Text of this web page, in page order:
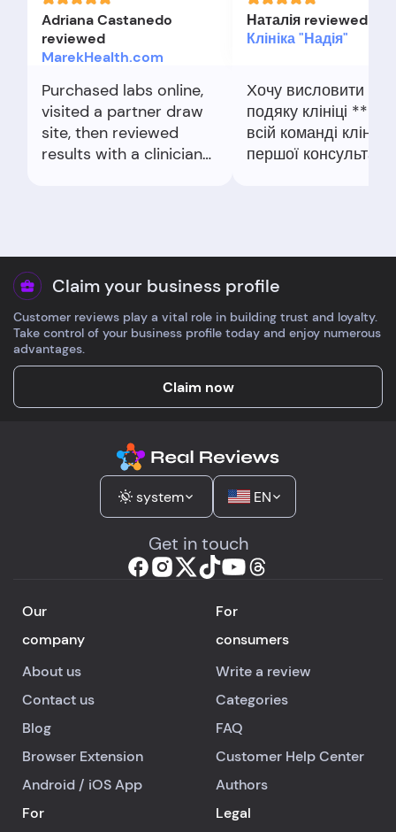
Adriana Castanedo
reviewed
MarekHealth.com
Purchased labs online,
visited a partner draw
site, then reviewed
results with a clinician
neatly. Pricing and add-
ons were transparent.
Good experience.
Наталія reviewed
Клініка "Надія"
Хочу висловити
подяку клініці
всій команді
першої
все пояснювала, та
відповідала на всі
на зв’язку та
підтримувала нас
кожному етапі.
лікуванню, досвіду
роботі команди
в нашій родині
з’явилася
довгоочікувана
Клініка сучасна, , з
привітним
комфортною
здійснення нашої
щиро
хто шукає
здоров’я.
Claim your business profile
Customer reviews play a vital role in building trust and loyalty.
Take control of your business profile today and enjoy numerous
advantages.
Claim now
system EN
Get in touch
Our
company
About us
Contact us
Blog
Browser Extension
Android/ iOSApp
For
consumers
Write a review
Categories
FAQ
Customer Help Center
Authors
For
Legal